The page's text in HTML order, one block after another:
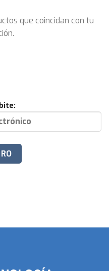
que coincidan con tu